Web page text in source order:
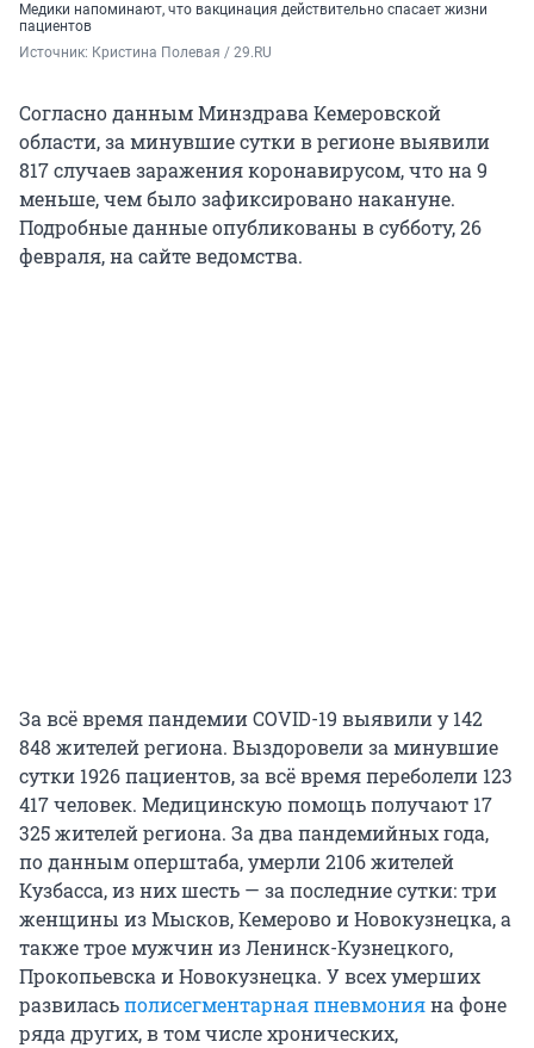
Медики напоминают, что вакцинация действительно спасает жизни
пациентов
Источник: Кристина Полевая / 29.RU
Согласно данным Минздрава Кемеровской
области, за минувшие сутки в регионе выявили
817 случаев заражения коронавирусом, что на 9
меньше, чем было зафиксировано накануне.
Подробные данные опубликованы в субботу, 26
февраля, на сайте ведомства.
За всё время пандемии COVID-19 выявили у 142
848 жителей региона. Выздоровели за минувшие
сутки 1926 пациентов, за всё время переболели 123
417 человек. Медицинскую помощь получают 17
325 жителей региона. За два пандемийных года,
по данным оперштаба, умерли 2106 жителей
Кузбасса, из них шесть — за последние сутки: три
женщины из Мысков, Кемерово и Новокузнецка, а
также трое мужчин из Ленинск-Кузнецкого,
Прокопьевска и Новокузнецка. У всех умерших
развиласьполисегментарная пневмонияна фоне
ряда других, в том числе хронических,